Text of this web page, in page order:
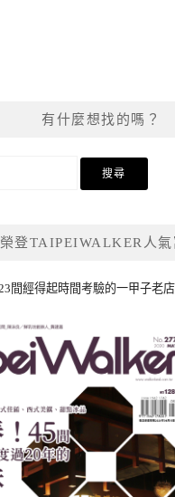
有什麼想找的嗎？
榮登TAIPEIWALKER人氣